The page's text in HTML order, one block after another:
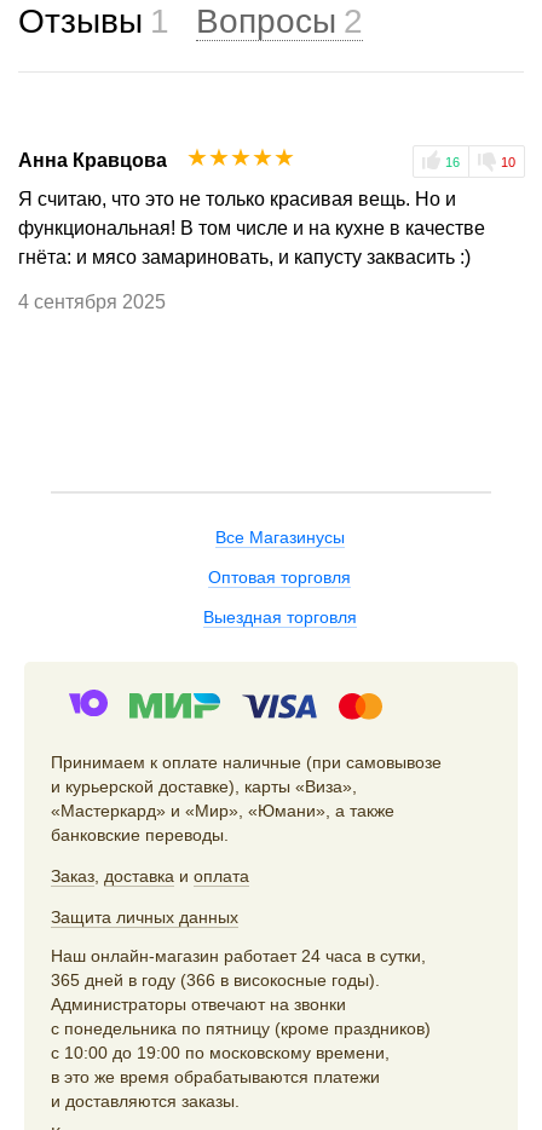
Отзывы 1 Вопросы 2
Анна Кравцова 16 10
☆
☆
☆
☆
☆
Я считаю, что это не только красивая вещь. Но и
функциональная! В том числе и на кухне в качестве
гнёта: и мясо замариновать, и капусту заквасить :)
4 сентября 2025
Все Магазинусы
Оптовая торговля
Выездная торговля
Принимаем к оплате наличные (при самовывозе
и курьерской доставке), карты «Виза»,
«Мастеркард» и «Мир», «Юмани», а также
банковские переводы.
Заказ, доставка и оплата
Защита личных данных
Наш онлайн-магазин работает 24 часа в сутки,
365 дней в году (366 в високосные годы).
Администраторы отвечают на звонки
с понедельника по пятницу (кроме праздников)
с 10:00 до 19:00 по московскому времени,
в это же время обрабатываются платежи
и доставляются заказы.